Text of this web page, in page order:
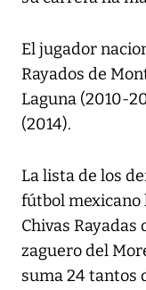
El jugador
Rayados de
Laguna (2010-
(2014).
La lista de los
fútbol mexicano
Chivas
zaguero del
suma 24 tantos